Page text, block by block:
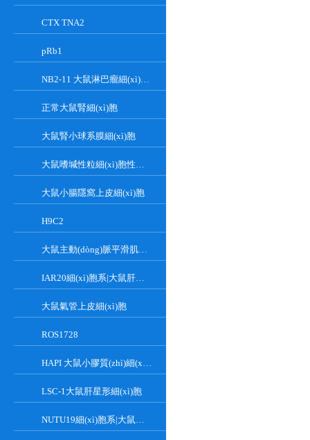
CTX TNA2
pRb1
NB2-11 大鼠淋巴瘤細(xì)胞系
正常大鼠腎細(xì)胞
大鼠腎小球系膜細(xì)胞
大鼠嗜堿性粒細(xì)胞性白血病細(xì)胞
大鼠小腸隱窩上皮細(xì)胞
H9C2
大鼠主動(dòng)脈平滑肌細(xì)胞
IAR20細(xì)胞系|大鼠肝細(xì)胞
大鼠氣管上皮細(xì)胞
ROS1728
HAPI 大鼠小膠質(zhì)細(xì)胞系
LSC-1大鼠肝星形細(xì)胞
NUTU19細(xì)胞系|大鼠卵巢癌細(xì)胞